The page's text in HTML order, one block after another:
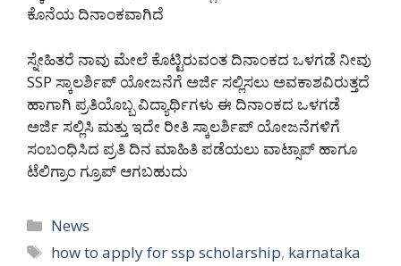
ಕೊನೆಯ ದಿನಾಂಕವಾಗಿದೆ
ಸ್ನೇಹಿತರೆ ನಾವು ಮೇಲೆ ಕೊಟ್ಟಿರುವಂತ ದಿನಾಂಕದ ಒಳಗಡೆ ನೀವು
SSP ಸ್ಕಾಲರ್ಶಿಪ್ ಯೋಜನೆಗೆ ಅರ್ಜಿ ಸಲ್ಲಿಸಲು ಅವಕಾಶವಿರುತ್ತದೆ
ಹಾಗಾಗಿ ಪ್ರತಿಯೊಬ್ಬ ವಿದ್ಯಾರ್ಥಿಗಳು ಈ ದಿನಾಂಕದ ಒಳಗಡೆ
ಅರ್ಜಿ ಸಲ್ಲಿಸಿ ಮತ್ತು ಇದೇ ರೀತಿ ಸ್ಕಾಲರ್ಶಿಪ್ ಯೋಜನೆಗಳಿಗೆ
ಸಂಬಂಧಿಸಿದ ಪ್ರತಿ ದಿನ ಮಾಹಿತಿ ಪಡೆಯಲು ವಾಟ್ಸಾಪ್ ಹಾಗೂ
ಟೆಲಿಗ್ರಾಂ ಗ್ರೂಪ್ ಆಗಬಹುದು
Categories
News
Tags
how to apply for ssp scholarship, karnataka